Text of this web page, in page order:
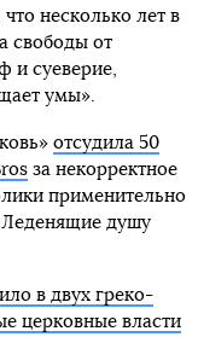
несколько лет в
свободы от
и суеверие,
умы».
отсудила 50
за некорректное
применительно
душу
в двух греко-
церковные власти